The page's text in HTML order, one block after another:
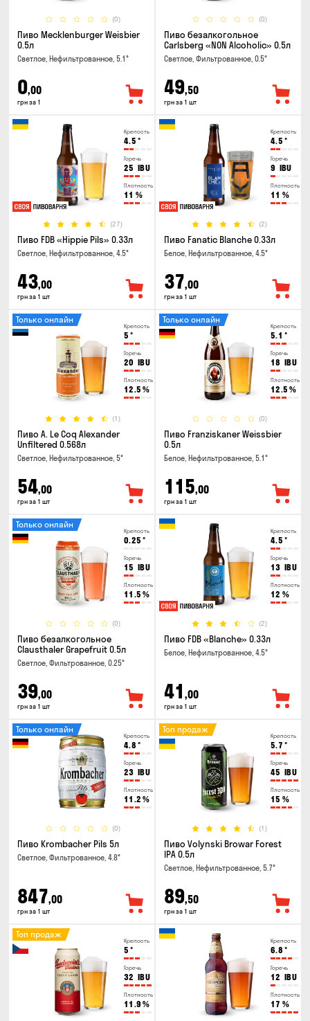
(0)
Пиво Mecklenburger Weisbier
0.5л
Светлое, Нефильтрованное, 5.1°
0,00
грн за 1
(0)
Пиво безалкогольное
Carlsberg «NON Alcoholic» 0.5л
Светлое, Фильтрованное, 0.5°
49,50
грн за 1 шт
Крепость
4.5 °
Горечь
25 IBU
Плотность
11 %
(27)
Пиво FDB «Hippie Pils» 0.33л
Светлое, Нефильтрованное, 4.5°
43,00
грн за 1 шт
Крепость
4.5 °
Горечь
9 IBU
Плотность
11 %
(2)
Пиво Fanatic Blanche 0.33л
Белое, Нефильтрованное, 4.5°
37,00
грн за 1 шт
Крепость
5 °
Горечь
20 IBU
Плотность
12.5 %
(1)
Только онлайн
Пиво A. Le Coq Alexander
Unfiltered 0.568л
Светлое, Нефильтрованное, 5°
54,00
грн за 1 шт
Крепость
5.1 °
Горечь
18 IBU
Плотность
12.5 %
(0)
Только онлайн
Пиво Franziskaner Weissbier
0.5л
Белое, Нефильтрованное, 5.1°
115,00
грн за 1 шт
Крепость
0.25 °
Горечь
15 IBU
Плотность
11.5 %
(0)
Только онлайн
Пиво безалкогольное
Clausthaler Grapefruit 0.5л
Светлое, Фильтрованное, 0.25°
39,00
грн за 1 шт
Крепость
4.5 °
Горечь
13 IBU
Плотность
12 %
(2)
Пиво FDB «Blanche» 0.33л
Белое, Нефильтрованное, 4.5°
41 ,00
грн за 1 шт
Крепость
4.8 °
Горечь
23 IBU
Плотность
11.2 %
(0)
Только онлайн
Пиво Krombacher Pils 5л
Светлое, Фильтрованное, 4.8°
847,00
грн за 1 шт
Крепость
5.7 °
Горечь
45 IBU
Плотность
15 %
(1)
Топ продаж
Пиво Volynski Browar Forest
IPA 0.5л
Светлое, Нефильтрованное, 5.7°
89,50
грн за 1 шт
Крепость
5 °
Горечь
32 IBU
Плотность
11.9 %
Топ продаж
Крепость
6.8 °
Горечь
12 IBU
Плотность
17 %